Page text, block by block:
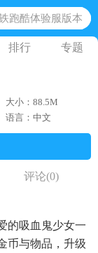
跑酷体验服版本
共庆周年
觉醒生机国际服
服
游戏
排行 专题
大小：88.5M
语言：中文
评论(0)
的吸血鬼少女一
币与物品，升级